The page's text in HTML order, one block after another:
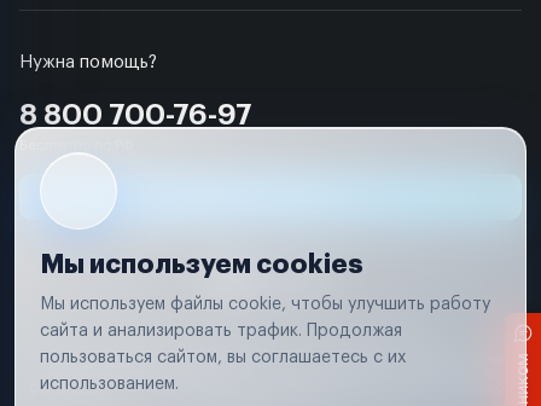
Нужна помощь?
8 800 700-76-97
Условия использования
Удаление аккаунта
Вся информация, представленная на сайте, носит исключительно
соответствии с положениями статьи 437 (п. 2) Гражданского кодекса
Мы используем cookies
Мы используем файлы cookie, чтобы улучшить работу
сайта и анализировать трафик. Продолжая
пользоваться сайтом, вы соглашаетесь с их
использованием.